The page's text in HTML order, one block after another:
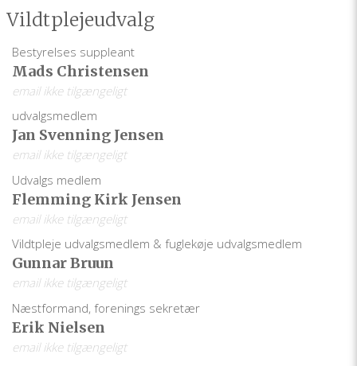
Vildtplejeudvalg
Bestyrelses suppleant
Mads Christensen
email ikke tilgængeligt
udvalgsmedlem
Jan Svenning Jensen
email ikke tilgængeligt
Udvalgs medlem
Flemming Kirk Jensen
email ikke tilgængeligt
Vildtpleje udvalgsmedlem & fuglekøje udvalgsmedlem
Gunnar Bruun
email ikke tilgængeligt
Næstformand, forenings sekretær
Erik Nielsen
email ikke tilgængeligt